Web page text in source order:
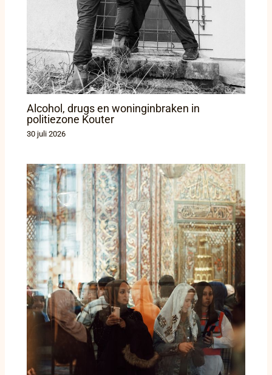
Alcohol, drugs en woninginbraken in
politiezone Kouter
30 juli 2026